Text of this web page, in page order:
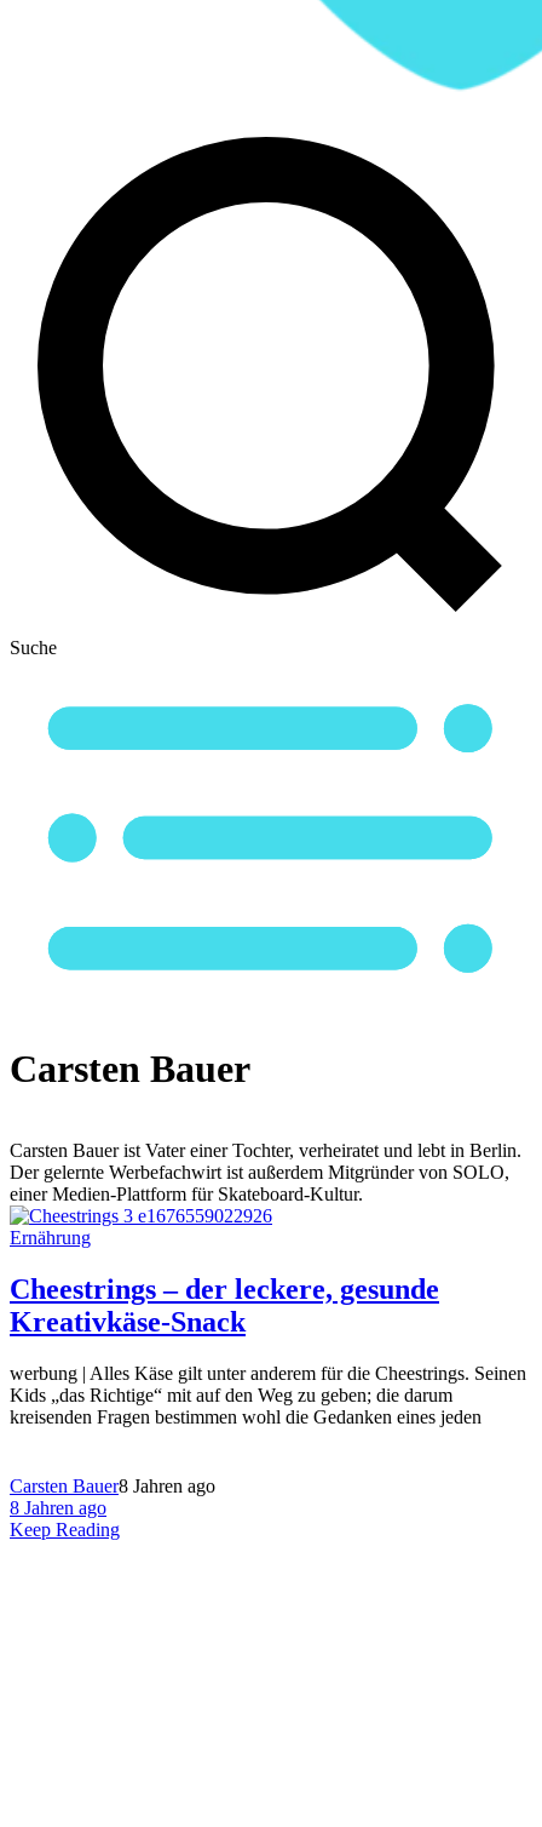
Suche
Carsten Bauer
Carsten Bauer ist Vater einer Tochter, verheiratet und lebt in Berlin.
Der gelernte Werbefachwirt ist außerdem Mitgründer von SOLO,
einer Medien-Plattform für Skateboard-Kultur.
Ernährung
Cheestrings – der leckere, gesunde
Kreativkäse-Snack
werbung | Alles Käse gilt unter anderem für die Cheestrings. Seinen
Kids „das Richtige“ mit auf den Weg zu geben; die darum
kreisenden Fragen bestimmen wohl die Gedanken eines jeden
Carsten Bauer8 Jahren ago
8 Jahren ago
Keep Reading